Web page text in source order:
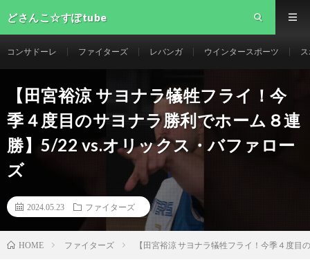
どさんこ☆すぽtube
コンサドーレ ファイターズ レバンガ ウインタースポーツ
【田宮裕涼 サヨナラ犠牲フライ！今
季４度目のサヨナラ勝利でホーム８連
勝】5/22 vs.オリックス・バファロー
ズ
2024.05.23 ファイターズ
HOME ファイターズ 【田宮裕涼 サヨナラ犠牲フライ！今季４度